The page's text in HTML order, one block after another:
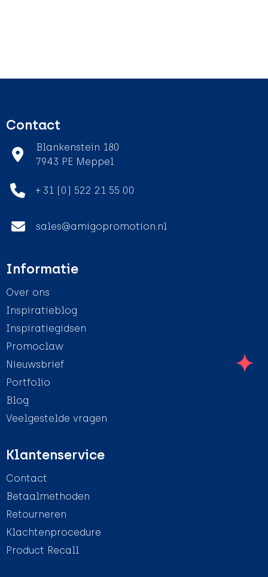
Contact
Blankenstein 180
7943 PE Meppel
+ 31 (0) 522 21 55 00
sales@amigopromotion.nl
Informatie
Over ons
Inspiratieblog
Inspiratiegidsen
Promoclaw
Nieuwsbrief
Portfolio
Blog
Veelgestelde vragen
Klantenservice
Contact
Betaalmethoden
Retourneren
Klachtenprocedure
Product Recall